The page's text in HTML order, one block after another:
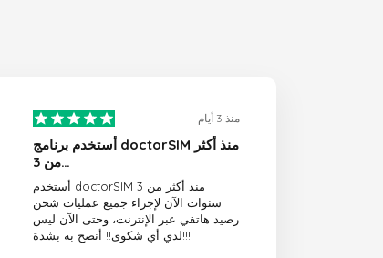
منذ 3 أيام
أستخدم برنامج doctorSIM منذ أكثر
من 3…
أستخدم doctorSIM منذ أكثر من 3
سنوات الآن لإجراء جميع عمليات شحن
رصيد هاتفي عبر الإنترنت، وحتى الآن ليس
لدي أي شكوى!! أنصح به بشدة!!!